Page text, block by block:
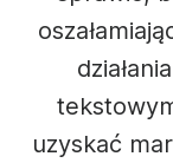
uzyskać